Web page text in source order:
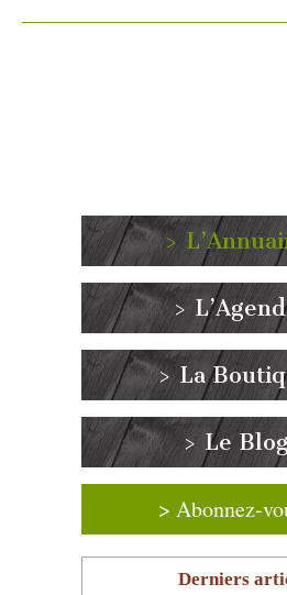
>
>
> La
> Le
> Abonnez-
Derniers